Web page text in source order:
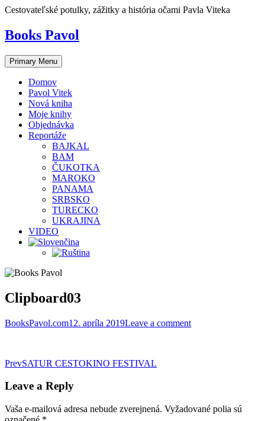
Skip
content
Cestovateľské potulky, zážitky a história očami Pavla Viteka
Books Pavol
Primary Menu
Domov
Pavol Vitek
Nová kniha
Moje knihy
Objednávka
Reportáže
BAJKAL
BAM
ČUKOTKA
MAROKO
PANAMA
SRBSKO
TURECKO
UKRAJINA
VIDEO
Clipboard03
BooksPavol.com12. apríla 2019Leave a comment
Post
navigation
PrevSATUR CESTOKINO FESTIVAL
Leave a Reply
Vaša e-mailová adresa nebude zverejnená. Vyžadované polia sú